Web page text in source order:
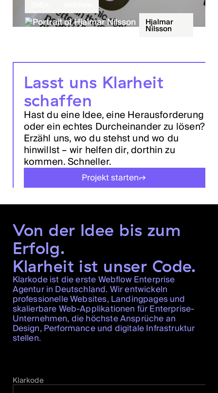
Hjalmar
Nilsson
Lasst uns Klarheit
schaffen
Hast du eine Idee, eine Herausforderung
oder ein echtes Durcheinander zu lösen?
Erzähl uns, wo du stehst und wo du
hinwillst – wir helfen dir, dorthin zu
kommen. Schneller.
Projekt starten
Von der Idee bis zum
Erfolg.
Klarheit ist unser Code.
Klarkode ist die erste Webflow Enterprise
Agentur in Deutschland. Wir entwickeln
professionelle Websites, Landingpages und
skalierbare Web-Applikationen für Enterprise-
Unternehmen, die höchste Ansprüche an
Design, Performance und digitale Infrastruktur
stellen.
Klarkode